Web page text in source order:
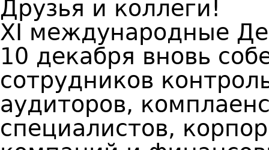
Друзья и коллеги!
XI международные
10 декабря вновь
сотрудников
аудиторов,
специалистов,